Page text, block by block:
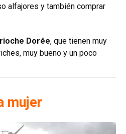
alfajores y también comprar
Dorée, que tienen muy
muy bueno y un poco
mujer